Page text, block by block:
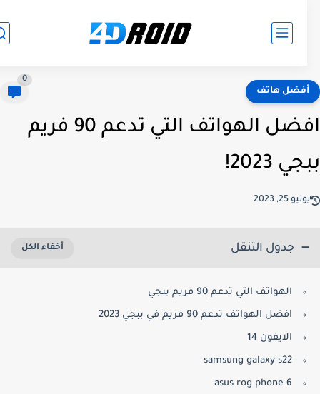
هاتف
افضل الهواتف التي تدعم 90 فريم
2023!
25, 2023
جدول التنقل
الهواتف التي تدعم 90 فريم ببجي
افضل الهواتف تدعم 90 فريم في ببجي 2023
الايفون 14
samsung galaxy s22
asus rog phone 6